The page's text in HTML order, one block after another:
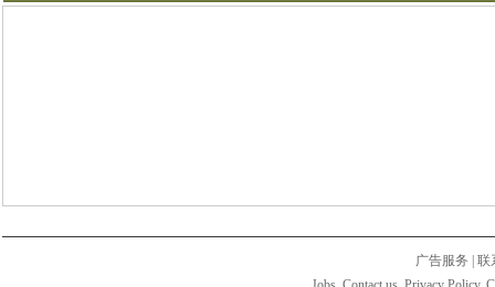
广告服务
联